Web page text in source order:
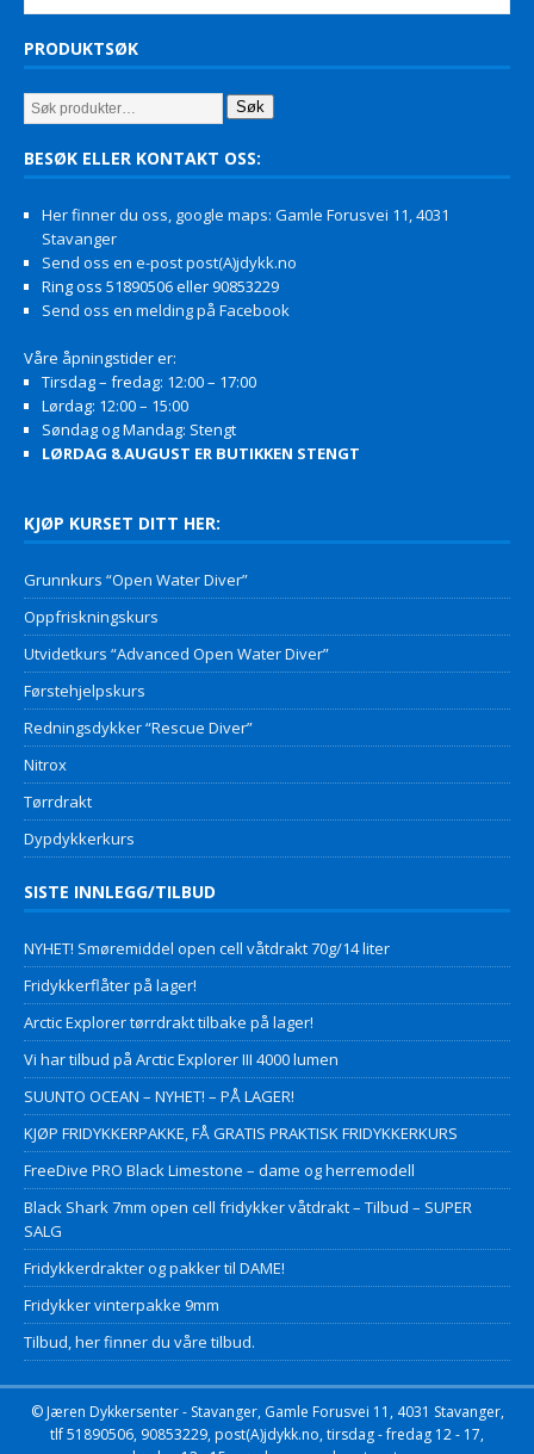
PRODUKTSØK
Søk
BESØK ELLER KONTAKT OSS:
Her finner du oss, google maps: Gamle Forusvei 11, 4031
Stavanger
Send oss en e-post post(A)jdykk.no
Ring oss 51890506 eller 90853229
Send oss en melding på Facebook
Våre åpningstider er:
Tirsdag – fredag: 12:00 – 17:00
Lørdag: 12:00 – 15:00
Søndag og Mandag: Stengt
LØRDAG 8.AUGUST ER BUTIKKEN STENGT
KJØP KURSET DITT HER:
Grunnkurs “Open Water Diver”
Oppfriskningskurs
Utvidetkurs “Advanced Open Water Diver”
Førstehjelpskurs
Redningsdykker “Rescue Diver”
Nitrox
Tørrdrakt
Dypdykkerkurs
SISTE INNLEGG/TILBUD
NYHET! Smøremiddel open cell våtdrakt 70g/14 liter
Fridykkerflåter på lager!
Arctic Explorer tørrdrakt tilbake på lager!
Vi har tilbud på Arctic Explorer III 4000 lumen
SUUNTO OCEAN – NYHET! – PÅ LAGER!
KJØP FRIDYKKERPAKKE, FÅ GRATIS PRAKTISK FRIDYKKERKURS
FreeDive PRO Black Limestone – dame og herremodell
Black Shark 7mm open cell fridykker våtdrakt – Tilbud – SUPER
SALG
Fridykkerdrakter og pakker til DAME!
Fridykker vinterpakke 9mm
Tilbud, her finner du våre tilbud.
© Jæren Dykkersenter - Stavanger, Gamle Forusvei 11, 4031 Stavanger,
tlf 51890506, 90853229, post(A)jdykk.no, tirsdag - fredag 12 - 17,